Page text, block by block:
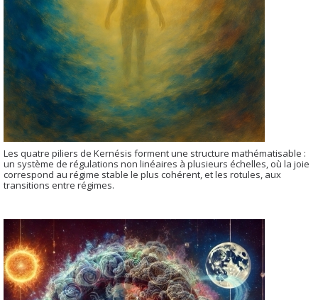
Les quatre piliers de Kernésis forment une structure mathématisable :
un système de régulations non linéaires à plusieurs échelles, où la joie
correspond au régime stable le plus cohérent, et les rotules, aux
transitions entre régimes.